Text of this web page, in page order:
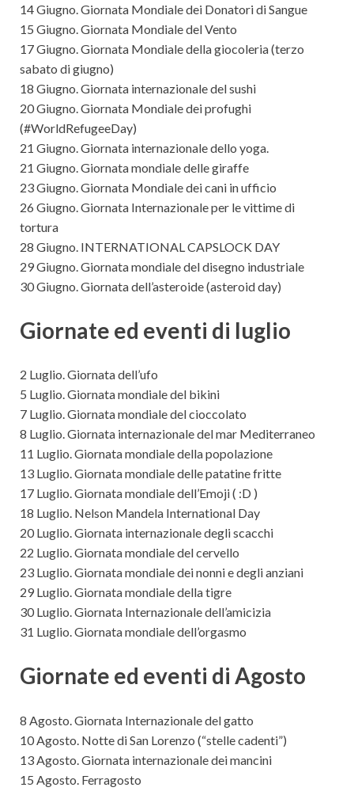
14 Giugno. Giornata Mondiale dei Donatori di Sangue
15 Giugno. Giornata Mondiale del Vento
17 Giugno. Giornata Mondiale della giocoleria (terzo
sabato di giugno)
18 Giugno. Giornata internazionale del sushi
20 Giugno. Giornata Mondiale dei profughi
(#WorldRefugeeDay)
21 Giugno. Giornata internazionale dello yoga.
21 Giugno. Giornata mondiale delle giraffe
23 Giugno. Giornata Mondiale dei cani in ufficio
26 Giugno. Giornata Internazionale per le vittime di
tortura
28 Giugno. INTERNATIONAL CAPSLOCK DAY
29 Giugno. Giornata mondiale del disegno industriale
30 Giugno. Giornata dell’asteroide (asteroid day)
Giornate ed eventi di luglio
2 Luglio. Giornata dell’ufo
5 Luglio. Giornata mondiale del bikini
7 Luglio. Giornata mondiale del cioccolato
8 Luglio. Giornata internazionale del mar Mediterraneo
11 Luglio. Giornata mondiale della popolazione
13 Luglio. Giornata mondiale delle patatine fritte
17 Luglio. Giornata mondiale dell’Emoji ( :D )
18 Luglio. Nelson Mandela International Day
20 Luglio. Giornata internazionale degli scacchi
22 Luglio. Giornata mondiale del cervello
23 Luglio. Giornata mondiale dei nonni e degli anziani
29 Luglio. Giornata mondiale della tigre
30 Luglio. Giornata Internazionale dell’amicizia
31 Luglio. Giornata mondiale dell’orgasmo
Giornate ed eventi di Agosto
8 Agosto. Giornata Internazionale del gatto
10 Agosto. Notte di San Lorenzo (“stelle cadenti”)
13 Agosto. Giornata internazionale dei mancini
15 Agosto. Ferragosto